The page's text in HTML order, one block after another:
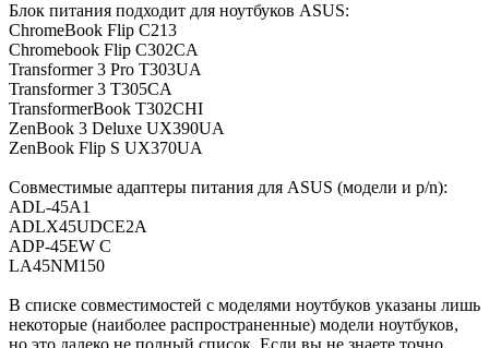
Блок питания подходит для ноутбуков ASUS:
ChromeBook Flip C213
Chromebook Flip C302CA
Transformer 3 Pro T303UA
Transformer 3 T305CA
TransformerBook T302CHI
ZenBook 3 Deluxe UX390UA
ZenBook Flip S UX370UA
Совместимые адаптеры питания для ASUS (модели и p/n):
ADL-45A1
ADLX45UDCE2A
ADP-45EW C
LA45NM150
В списке совместимостей с моделями ноутбуков указаны лишь
некоторые (наиболее распространенные) модели ноутбуков,